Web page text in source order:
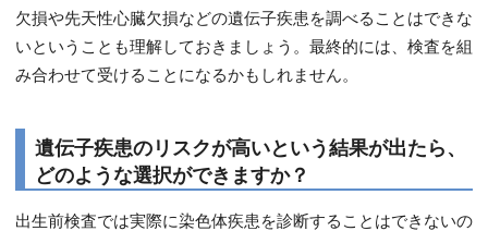
欠損や先天性心臓欠損などの遺伝子疾患を調べることはできな
いということも理解しておきましょう。最終的には、検査を組
み合わせて受けることになるかもしれません。
遺伝子疾患のリスクが高いという結果が出たら、
どのような選択ができますか？
出生前検査では実際に染色体疾患を診断することはできないの